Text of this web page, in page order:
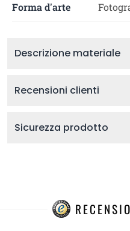
Forma d'arte
Descrizione materiale
Recensioni clienti
Sicurezza prodotto